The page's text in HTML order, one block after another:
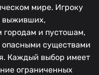
мире. Игроку
выживших,
городам и пустошам,
существами
Каждый выбор имеет
ограниченных